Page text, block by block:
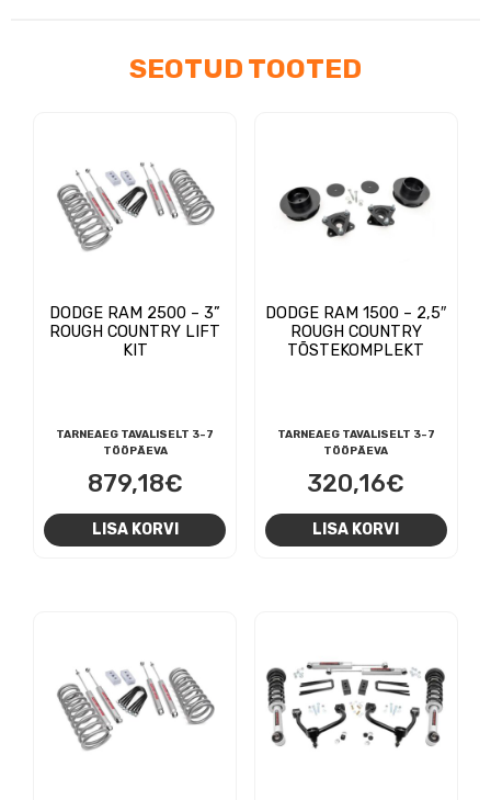
SEOTUD TOOTED
DODGE RAM 2500 – 3”
ROUGH COUNTRY LIFT
KIT
TARNEAEG TAVALISELT 3-7
TÖÖPÄEVA
879,18€
LISA KORVI
DODGE RAM 1500 – 2,5″
ROUGH COUNTRY
TÕSTEKOMPLEKT
TARNEAEG TAVALISELT 3-7
TÖÖPÄEVA
320,16€
LISA KORVI